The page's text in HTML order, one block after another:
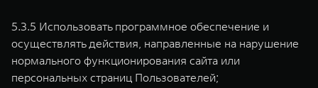
5.3.5 Использовать программное обеспечение и
осуществлять действия, направленные на нарушение
нормального функционирования сайта или
персональных страниц Пользователей;